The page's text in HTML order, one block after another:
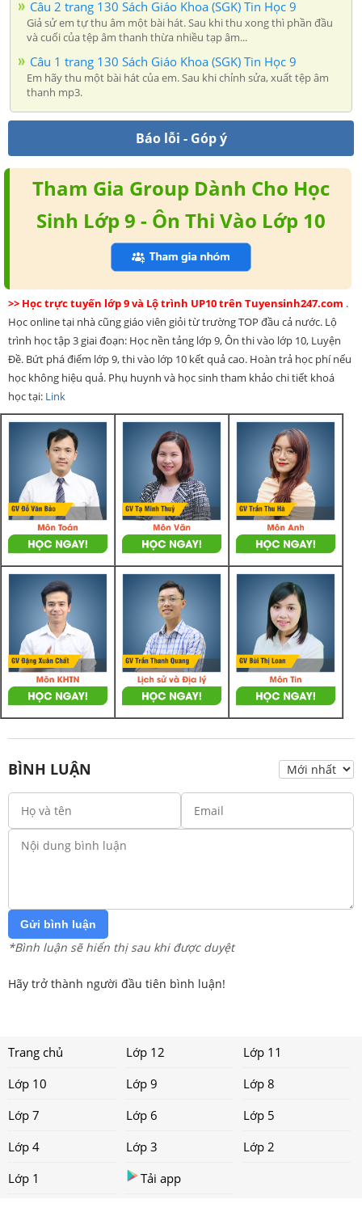
Câu 2 trang 130 Sách Giáo Khoa (SGK) Tin Học 9
Giả sử em tự thu âm một bài hát. Sau khi thu xong thì phần đầu
và cuối của tệp âm thanh thừa nhiều tạp âm...
Câu 1 trang 130 Sách Giáo Khoa (SGK) Tin Học 9
Em hãy thu một bài hát của em. Sau khi chỉnh sửa, xuất tệp âm
thanh mp3.
Báo lỗi - Góp ý
Tham Gia Group Dành Cho Học
Sinh Lớp 9 - Ôn Thi Vào Lớp 10
>> Học trực tuyến lớp 9 và Lộ trình UP10 trên Tuyensinh247.com .
Học online tại nhà cũng giáo viên giỏi từ trường TOP đầu cả nước. Lộ
trình học tập 3 giai đoạn: Học nền tảng lớp 9, Ôn thi vào lớp 10, Luyện
Đề. Bứt phá điểm lớp 9, thi vào lớp 10 kết quả cao. Hoàn trả học phí nếu
học không hiệu quả. Phụ huynh và học sinh tham khảo chi tiết khoá
học tại: Link
BÌNH LUẬN
Gửi bình luận
*Bình luận sẽ hiển thị sau khi được duyệt
Hãy trở thành người đầu tiên bình luận!
Trang chủ Lớp 12
Lớp 11
Lớp 10
Lớp 9
Lớp 8
Lớp 7
Lớp 6
Lớp 5
Lớp 4
Lớp 3
Lớp 2
Lớp 1
Tải app